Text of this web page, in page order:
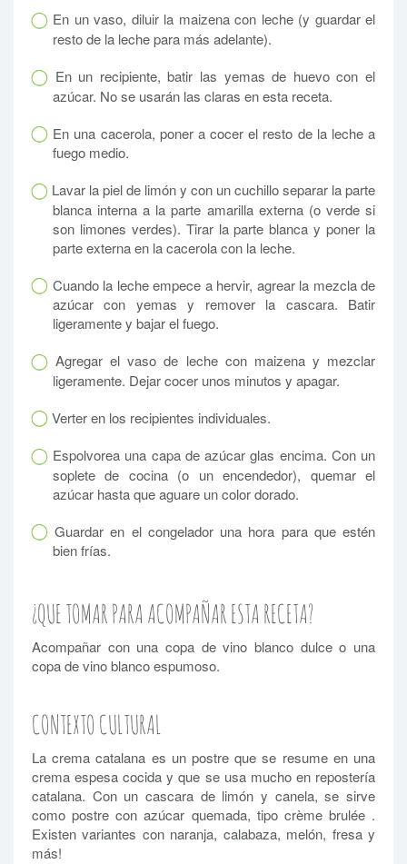
En un vaso, diluir la maizena con leche (y guardar el
resto de la leche para más adelante).
En un recipiente, batir las yemas de huevo con el
azúcar. No se usarán las claras en esta receta.
En una cacerola, poner a cocer el resto de la leche a
fuego medio.
Lavar la piel de limón y con un cuchillo separar la parte
blanca interna a la parte amarilla externa (o verde si
son limones verdes). Tirar la parte blanca y poner la
parte externa en la cacerola con la leche.
Cuando la leche empece a hervir, agrear la mezcla de
azúcar con yemas y remover la cascara. Batir
ligeramente y bajar el fuego.
Agregar el vaso de leche con maizena y mezclar
ligeramente. Dejar cocer unos minutos y apagar.
Verter en los recipientes individuales.
Espolvorea una capa de azúcar glas encima. Con un
soplete de cocina (o un encendedor), quemar el
azúcar hasta que aguare un color dorado.
Guardar en el congelador una hora para que estén
bien frías.
¿QUE TOMAR PARA ACOMPAÑAR ESTA RECETA?
Acompañar con una copa de vino blanco dulce o una
copa de vino blanco espumoso.
CONTEXTO CULTURAL
La crema catalana es un postre que se resume en una
crema espesa cocida y que se usa mucho en repostería
catalana. Con un cascara de limón y canela, se sirve
como postre con azúcar quemada, tipo crème brulée .
Existen variantes con naranja, calabaza, melón, fresa y
más!